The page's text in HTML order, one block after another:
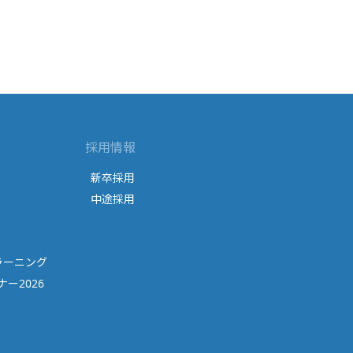
ニング
ー2026
採用情報
新卒採用
中途採用